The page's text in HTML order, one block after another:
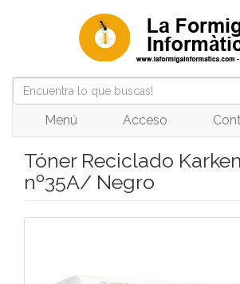
Menú Acceso
Tóner Reciclado
nº35A/ Negro